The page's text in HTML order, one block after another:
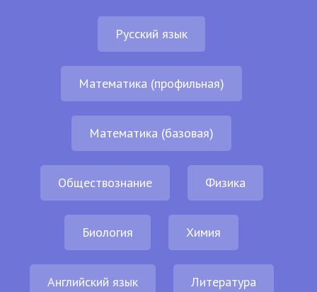
Русский язык
Математика (профильная)
Математика (базовая)
Обществознание Физика
Биология Химия
Английский язык Литература